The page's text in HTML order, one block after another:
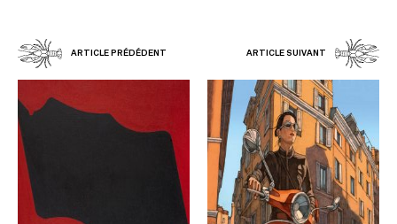
ARTICLE PRÉDÉDENT ARTICLE SUIVANT